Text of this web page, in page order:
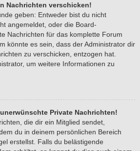
Nachrichten verschicken!
geben: Entweder bist du nicht
angemeldet, oder die Board-
Nachrichten für das komplette Forum
könnte es sein, dass der Administrator dir
zu verschicken, entzogen hat.
um weitere Informationen zu
Private Nachrichten!
die dir ein Mitglied sendet,
du in deinem persönlichen Bereich
erstellst. Falls du belästigende